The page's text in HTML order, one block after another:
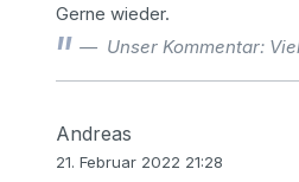
Gerne wieder.
Unser Kommentar:
Andreas
21. Februar 2022 21:28